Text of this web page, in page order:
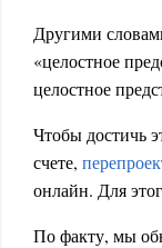
Другими
«целостное
целостное
Чтобы достичь
счете,
онлайн. Для
По факту, мы